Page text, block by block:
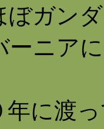
ぼガン
ーニア
年に渡